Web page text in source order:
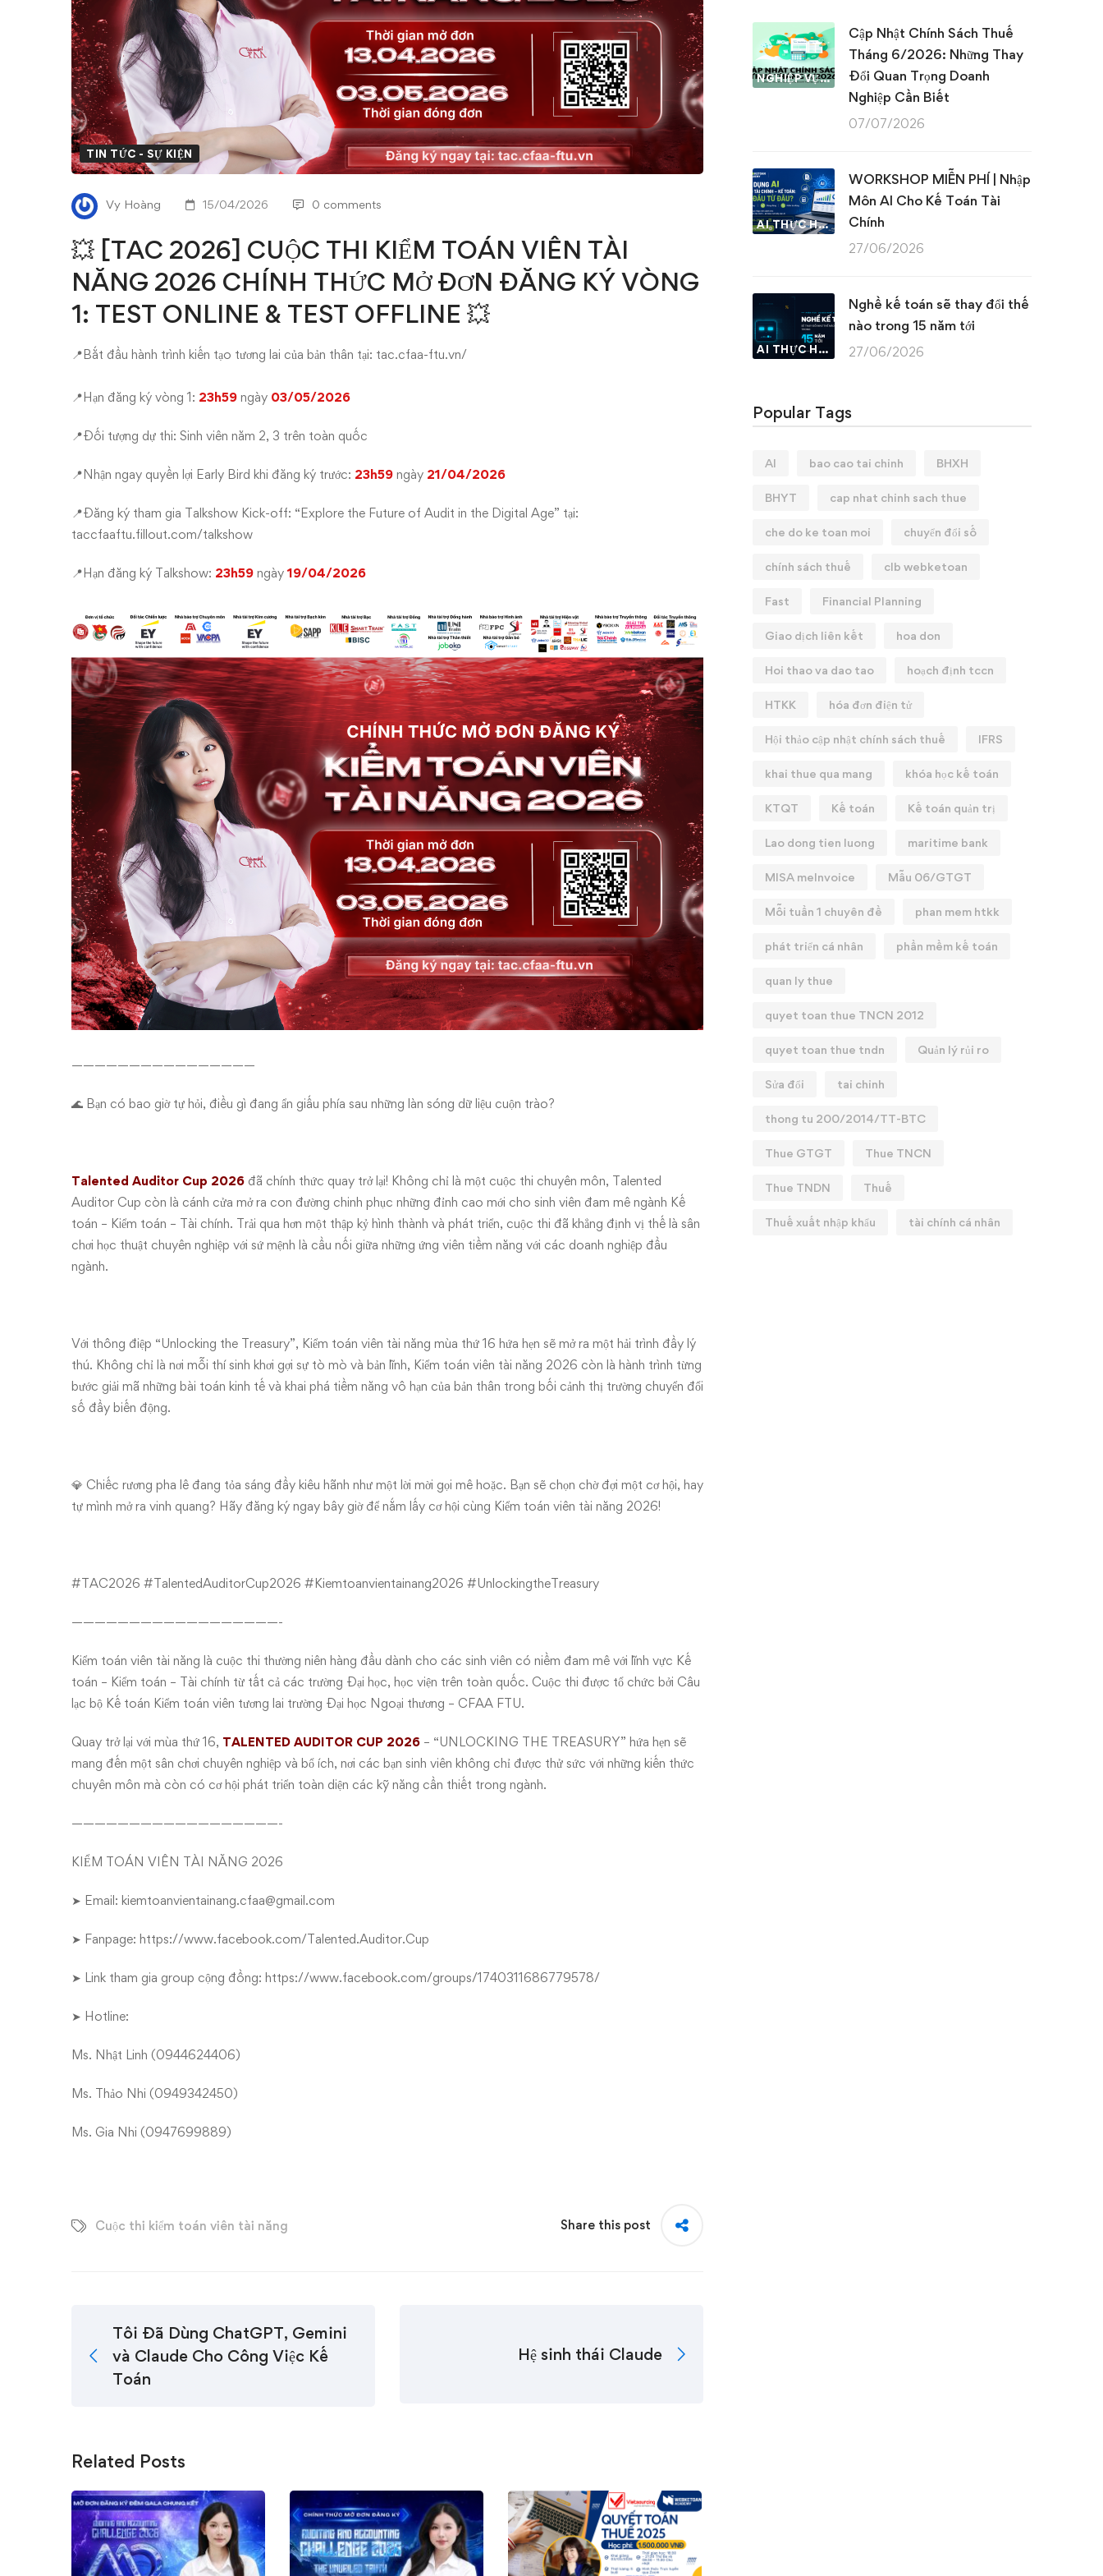
KIỂM
TOÁN
VIÊN
TÀI
NĂNG
2026
CHÍNH
THỨC
MỞ
ĐƠN
ĐĂNG
KÝ
VÒNG
1:
TEST
ONLINE
&
TEST
OFFLINE
💥
TIN TỨC - SỰ KIỆN
Vy Hoàng 15/04/2026 0 comments
💥 [TAC 2026] CUỘC THI KIỂM TOÁN VIÊN TÀI
NĂNG 2026 CHÍNH THỨC MỞ ĐƠN ĐĂNG KÝ VÒNG
1: TEST ONLINE & TEST OFFLINE 💥
📍Bắt đầu hành trình kiến tạo tương lai của bản thân tại: tac.cfaa-ftu.vn/
📍Hạn đăng ký vòng 1: 23h59 ngày 03/05/2026
📍Đối tượng dự thi: Sinh viên năm 2, 3 trên toàn quốc
📍Nhận ngay quyền lợi Early Bird khi đăng ký trước: 23h59 ngày 21/04/2026
📍Đăng ký tham gia Talkshow Kick-off: “Explore the Future of Audit in the Digital Age” tại:
taccfaaftu.fillout.com/talkshow
📍Hạn đăng ký Talkshow: 23h59 ngày19/04/2026
————————————————
🌊 Bạn có bao giờ tự hỏi, điều gì đang ẩn giấu phía sau những làn sóng dữ liệu cuộn trào?
Talented Auditor Cup 2026 đã chính thức quay trở lại! Không chỉ là một cuộc thi chuyên môn, Talented
Auditor Cup còn là cánh cửa mở ra con đường chinh phục những đỉnh cao mới cho sinh viên đam mê ngành Kế
toán – Kiểm toán – Tài chính. Trải qua hơn một thập kỷ hình thành và phát triển, cuộc thi đã khẳng định vị thế là sân
chơi học thuật chuyên nghiệp với sứ mệnh là cầu nối giữa những ứng viên tiềm năng với các doanh nghiệp đầu
ngành.
Với thông điệp “Unlocking the Treasury”, Kiểm toán viên tài năng mùa thứ 16 hứa hẹn sẽ mở ra một hải trình đầy lý
thú. Không chỉ là nơi mỗi thí sinh khơi gợi sự tò mò và bản lĩnh, Kiểm toán viên tài năng 2026 còn là hành trình từng
bước giải mã những bài toán kinh tế và khai phá tiềm năng vô hạn của bản thân trong bối cảnh thị trường chuyển đổi
số đầy biến động.
💎 Chiếc rương pha lê đang tỏa sáng đầy kiêu hãnh như một lời mời gọi mê hoặc. Bạn sẽ chọn chờ đợi một cơ hội, hay
tự mình mở ra vinh quang? Hãy đăng ký ngay bây giờ để nắm lấy cơ hội cùng Kiểm toán viên tài năng 2026!
#TAC2026 #TalentedAuditorCup2026 #Kiemtoanvientainang2026 #UnlockingtheTreasury
——————————————————-
Kiểm toán viên tài năng là cuộc thi thường niên hàng đầu dành cho các sinh viên có niềm đam mê với lĩnh vực Kế
toán – Kiểm toán – Tài chính từ tất cả các trường Đại học, học viện trên toàn quốc. Cuộc thi được tổ chức bởi Câu
lạc bộ Kế toán Kiểm toán viên tương lai trường Đại học Ngoại thương – CFAA FTU.
Quay trở lại với mùa thứ 16, TALENTED AUDITOR CUP 2026 – “UNLOCKING THE TREASURY” hứa hẹn sẽ
mang đến một sân chơi chuyên nghiệp và bổ ích, nơi các bạn sinh viên không chỉ được thử sức với những kiến thức
chuyên môn mà còn có cơ hội phát triển toàn diện các kỹ năng cần thiết trong ngành.
——————————————————-
KIỂM TOÁN VIÊN TÀI NĂNG 2026
➤ Email: kiemtoanvientainang.cfaa@gmail.com
➤ Fanpage: https://www.facebook.com/Talented.Auditor.Cup
➤ Link tham gia group cộng đồng: https://www.facebook.com/groups/1740311686779578/
➤ Hotline:
Ms. Nhật Linh (0944624406)
Ms. Thảo Nhi (0949342450)
Ms. Gia Nhi (0947699889)
Cuộc thi kiểm toán viên tài năng Share this post
Tôi Đã Dùng ChatGPT, Gemini
và Claude Cho Công Việc Kế
Toán
Hệ sinh thái Claude
Related Posts
NGHIỆP VỤ KẾ TOÁN & THUẾ
Cập Nhật Chính Sách Thuế
Tháng 6/2026: Những Thay
Đổi Quan Trọng Doanh
Nghiệp Cần Biết
07/07/2026
AI THỰC HÀNH
WORKSHOP MIỄN PHÍ | Nhập
Môn AI Cho Kế Toán Tài
Chính
27/06/2026
AI THỰC HÀNH
Nghề kế toán sẽ thay đổi thế
nào trong 15 năm tới
27/06/2026
Popular Tags
AI bao cao tai chinh BHXH
BHYT cap nhat chinh sach thue
che do ke toan moi chuyển đổi số
chính sách thuế clb webketoan
Fast Financial Planning
Giao dịch liên kết hoa don
Hoi thao va dao tao hoạch định tccn
HTKK hóa đơn điện tử
Hội thảo cập nhật chính sách thuế IFRS
khai thue qua mang khóa học kế toán
KTQT Kế toán Kế toán quản trị
Lao dong tien luong maritime bank
MISA meInvoice Mẫu 06/GTGT
Mỗi tuần 1 chuyên đề phan mem htkk
phát triển cá nhân phần mềm kế toán
quan ly thue
quyet toan thue TNCN 2012
quyet toan thue tndn Quản lý rủi ro
Sửa đổi tai chinh
thong tu 200/2014/TT-BTC
Thue GTGT Thue TNCN
Thue TNDN Thuế
Thuế xuất nhập khẩu tài chính cá nhân